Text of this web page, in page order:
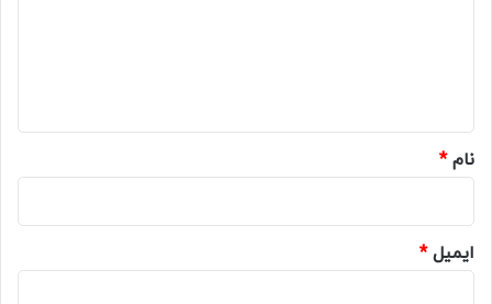
نام*
ایمیل*